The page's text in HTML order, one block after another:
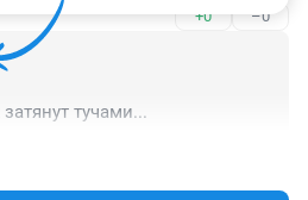
+0 –0
тучами...